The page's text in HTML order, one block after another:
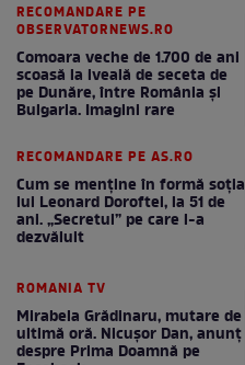
RECOMANDARE PE
OBSERVATORNEWS.RO
Comoara veche de 1.700 de ani
scoasă la iveală de seceta de
pe Dunăre, între România şi
Bulgaria. Imagini rare
RECOMANDARE PE AS.RO
Cum se menţine în formă soţia
lui Leonard Doroftei, la 51 de
ani. „Secretul” pe care l-a
dezvăluit
ROMANIA TV
Mirabela Grădinaru, mutare de
ultimă oră. Nicuşor Dan, anunţ
despre Prima Doamnă pe